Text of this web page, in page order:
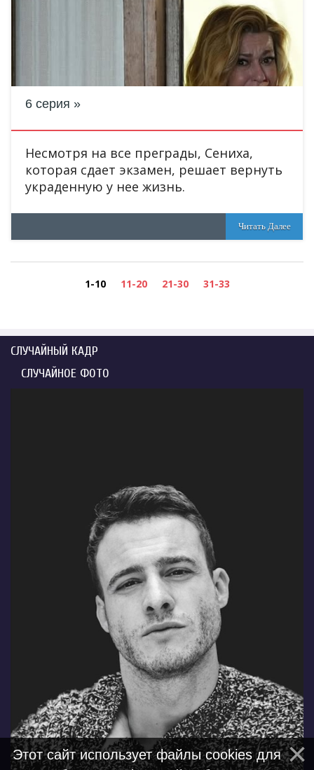
6 серия
Несмотря на все преграды, Сениха,
которая сдает экзамен, решает вернуть
украденную у нее жизнь.
Читать Далее
1-10 11-20 21-30 31-33
СЛУЧАЙНЫЙ КАДР
СЛУЧАЙНОЕ ФОТО
Этот сайт использует файлы cookies для